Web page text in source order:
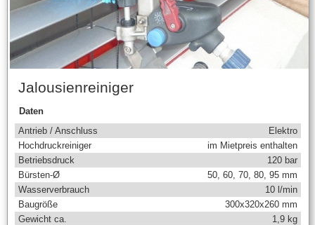
Jalousienreiniger
Daten
Antrieb / Anschluss
Elektro
Hochdruckreiniger
im Mietpreis enthalten
Betriebsdruck
120 bar
Bürsten-Ø
50, 60, 70, 80, 95 mm
Wasserverbrauch
10 l/min
Baugröße
300x320x260 mm
Gewicht ca.
1,9 kg